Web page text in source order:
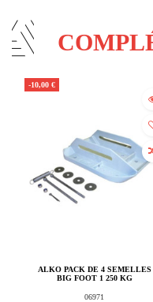
-10,00 €
ALKO PACK DE 4 SEMELLES
BIG FOOT 1 250 KG
06971